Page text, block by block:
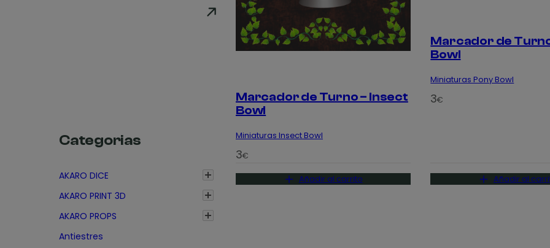
Marcador de Turno – Insect
Bowl
Miniaturas Insect Bowl
3€
Añadir al carrito
Marcador de
Bowl
Miniaturas Pony Bowl
3€
Añadir al
Categorias
AKARO DICE
AKARO PRINT 3D
AKARO PROPS
Antiestres